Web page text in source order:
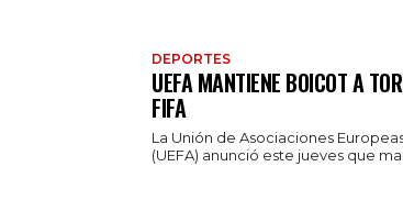
DEPORTES
UEFA MANTIENE BOICOT A
FIFA
La Unión de Asociaciones
(UEFA) anunció este jueves que